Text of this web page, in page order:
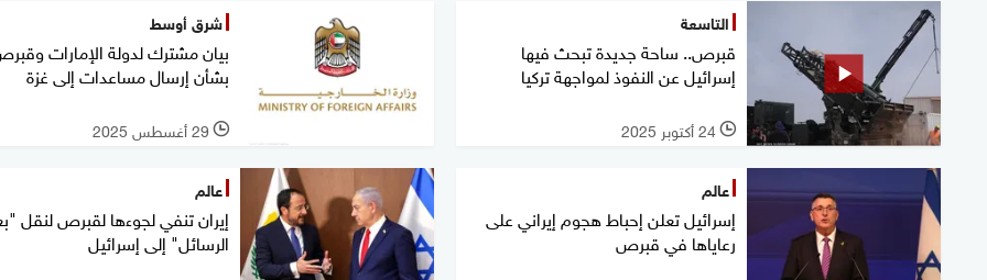
التاسعة
قبرص.. ساحة جديدة تبحث فيها
إسرائيل عن النفوذ لمواجهة تركيا
l 24 أكتوبر 2025
شرق أوسط
بيان مشترك لدولة الإمارات
بشأن إرسال مساعدات إلى غزة
l 29 أغسطس 2025
عالم
إسرائيل تعلن إحباط هجوم إيراني على
رعاياها في قبرص
عالم
إيران تنفي لجوءها لقبرص لنقل
الرسائل" إلى إسرائيل